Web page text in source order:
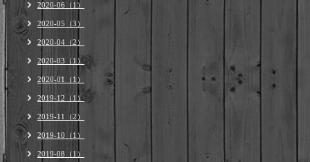
2020-06（1）
2020-05（3）
2020-04（2）
2020-03（1）
2020-01（1）
2019-12（1）
2019-11（2）
2019-10（1）
2019-08（1）